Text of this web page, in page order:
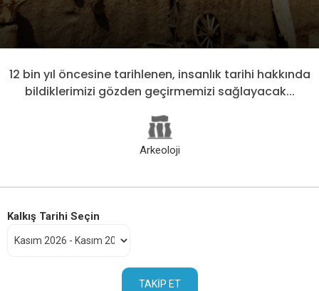
12 bin yıl öncesine tarihlenen, insanlık tarihi hakkında
bildiklerimizi gözden geçirmemizi sağlayacak...
Arkeoloji
Kalkış Tarihi Seçin
TAKIP ET